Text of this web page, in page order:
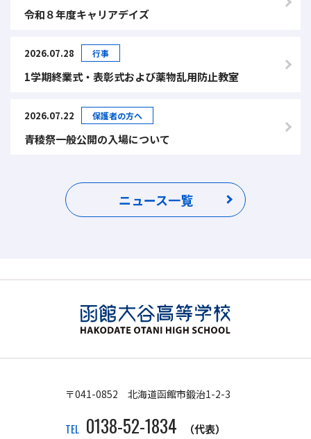
令和８年度キャリアデイズ
2026.07.28 行事
1学期終業式・表彰式および薬物乱用防止教室
2026.07.22 保護者の方へ
青稜祭一般公開の入場について
ニュース一覧
〒041-0852 北海道函館市鍛治1-2-3
TEL 0138-52-1834 （代表）